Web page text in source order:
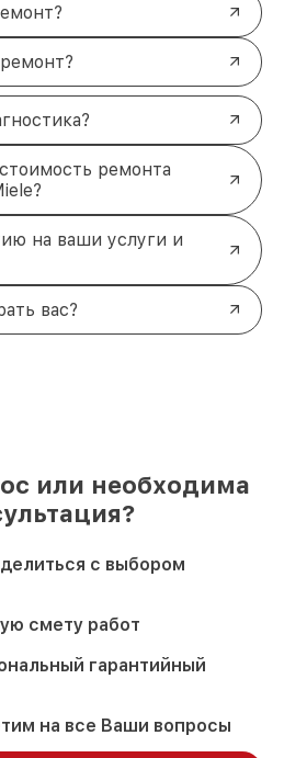
ремонта
на ваши услуги и
вас?
или необходима
с выбором
смету работ
гарантийный
на все Ваши вопросы